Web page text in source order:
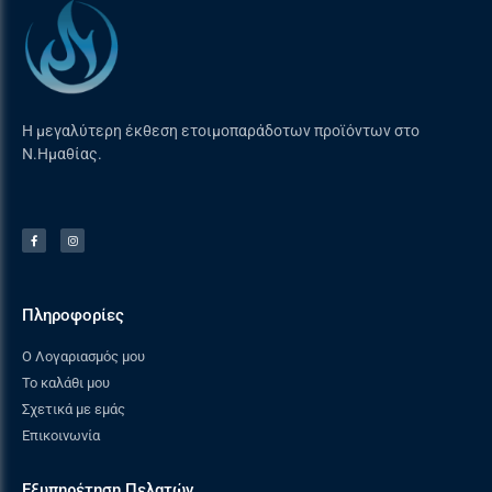
Τύπος / ισχύς εστίας
στο κέντρο
πίσω δεξιά
3,00kW
Υλικό – χρώμα
επιλογέων
σκεύους WOK
Η μεγαλύτερη έκθεση ετοιμοπαράδοτων προϊόντων στο
Ν.Ημαθίας.
Πληροφορίες
Ο Λογαριασμός μου
Το καλάθι μου
Σχετικά με εμάς
Επικοινωνία